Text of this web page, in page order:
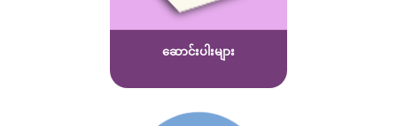
ဆောင်းပါးများ